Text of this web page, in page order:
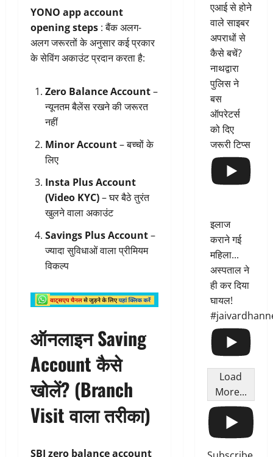
YONO app account
opening steps : बैंक अलग-
अलग जरूरतों के अनुसार कई प्रकार
के सेविंग अकाउंट प्रदान करता है:
Zero Balance Account–
न्यूनतम बैलेंस रखने की जरूरत
नहीं
Minor Account– बच्चों के
लिए
Insta Plus Account
(Video KYC)– घर बैठे तुरंत
खुलने वाला अकाउंट
Savings Plus Account–
ज्यादा सुविधाओं वाला प्रीमियम
विकल्प
ऑनलाइन Saving
Account कैसे
खोलें? (Branch
Visit वाला तरीका)
SBI zero balance account
एआई से होने
वाले साइबर
अपराधों से
कैसे बचें?
नाथद्वारा
पुलिस ने
बस
ऑपरेटर्स
को दिए
जरूरी टिप्स
इलाज
कराने गई
महिला...
अस्पताल ने
ही कर दिया
घायल!
Load
More...